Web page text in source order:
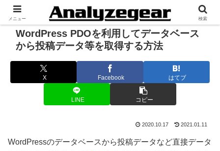
WordPress PDOを利用してデータベース
から投稿データ等を取得する方法
X Facebook はてブ
LINE コピー
2020.10.17 2021.01.11
WordPressのデータベースから投稿データなど直接データ
メニュー 検索